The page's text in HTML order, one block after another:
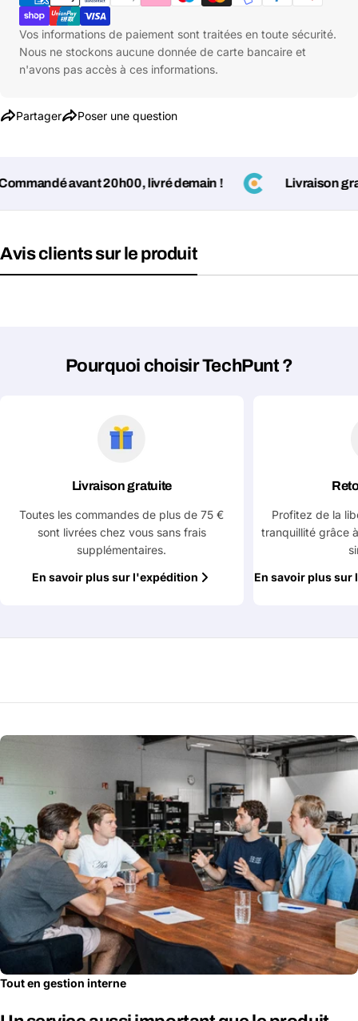
paiement
Vos informations de paiement sont traitées en toute sécurité.
Nous ne stockons aucune donnée de carte bancaire et
n'avons pas accès à ces informations.
Partager
Partager
Poser une question
Votre
téléphone
message
Envoyer la question
avant 20h00, livré demain ! Livraison
Avis clients sur le produit
Pourquoi choisir TechPunt ?
Livraison gratuite
Toutes les commandes de plus de 75 €
sont livrées chez vous sans frais
supplémentaires.
En savoir plus sur l'expédition
Profitez de la
tranquillité grâce
En savoir plus sur
Tout en gestion interne